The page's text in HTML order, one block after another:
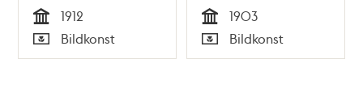
Tid
1912
Typ
Bildkonst Tid
1903
Typ
Bildkonst